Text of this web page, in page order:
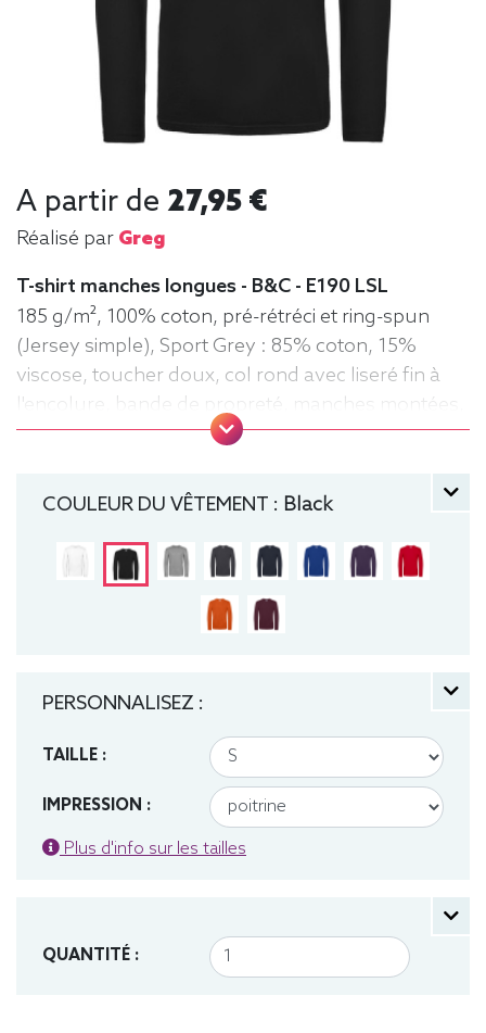
A partir de 27,95 €
Réalisé par Greg
T-shirt manches longues - B&C - E190 LSL
185 g/m², 100% coton, pré-rétréci et ring-spun
(Jersey simple), Sport Grey : 85% coton, 15%
viscose, toucher doux, col rond avec liseré fin à
l'encolure, bande de propreté, manches montées,
confection tubulaire, coupe droite
COULEUR DU VÊTEMENT : Black
PERSONNALISEZ :
TAILLE :
IMPRESSION :
Plus d'info sur les tailles
QUANTITÉ :